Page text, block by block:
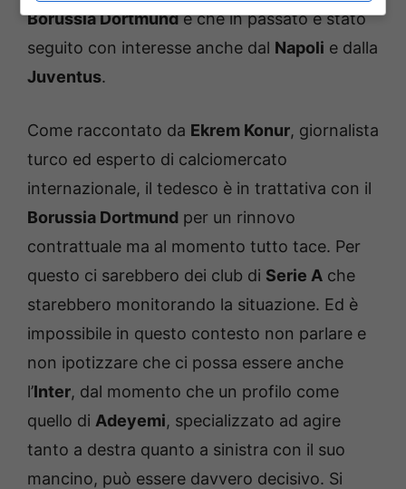
Borussia Dortmunde che in passato è stato
seguito con interesse anche dal Napoli e dalla
Juventus.
Come raccontato da Ekrem Konur, giornalista
turco ed esperto di calciomercato
internazionale, il tedesco è in trattativa con il
Borussia Dortmund per un rinnovo
contrattuale ma al momento tutto tace. Per
questo ci sarebbero dei club di Serie A che
starebbero monitorando la situazione. Ed è
impossibile in questo contesto non parlare e
non ipotizzare che ci possa essere anche
l’Inter, dal momento che un profilo come
quello di Adeyemi, specializzato ad agire
tanto a destra quanto a sinistra con il suo
mancino, può essere davvero decisivo. Si